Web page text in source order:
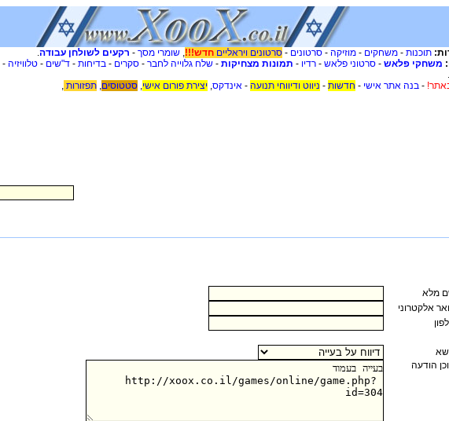
תוכנות -משחקים -מוזיקה -סרטונים -סרטונים ויראלייםחדש!!!,שומרי מסך - רקעים לשולחן עבודה.
משחקי פלאש -סרטוני פלאש -רדיו - תמונות מצחיקות -שלח גלוייה לחבר -סקרים -בדיחות -ד"שים -טלוויזיה -
.
-בנה אתר אישי - חדשות - ניווט ודיווחי תנועה -אינדקס,יצירת פורום אישי,סטטוסים,תפזורות,
מלא
אלקטרוני
הודעה